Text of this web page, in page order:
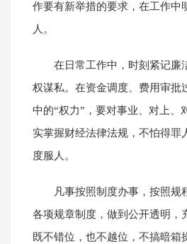
作要有新举措的要求，在工作中
人。
在日常工作中，时刻紧记廉
权谋私。在资金调度、费用审批
中的“权力”，要对事业、对上、
实掌握财经法律法规，不怕得罪
度服人。
凡事按照制度办事，按照规
各项规章制度，做到公开透明，
既不错位，也不越位，不搞暗箱